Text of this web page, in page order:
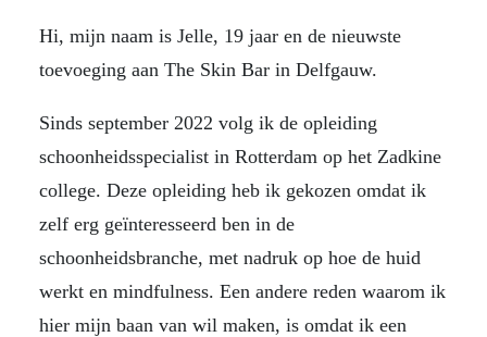
Hi, mijn naam is Jelle, 19 jaar en de nieuwste
toevoeging aan The Skin Bar in Delfgauw.
Sinds september 2022 volg ik de opleiding
schoonheidsspecialist in Rotterdam op het Zadkine
college. Deze opleiding heb ik gekozen omdat ik
zelf erg geïnteresseerd ben in de
schoonheidsbranche, met nadruk op hoe de huid
werkt en mindfulness. Een andere reden waarom ik
hier mijn baan van wil maken, is omdat ik een